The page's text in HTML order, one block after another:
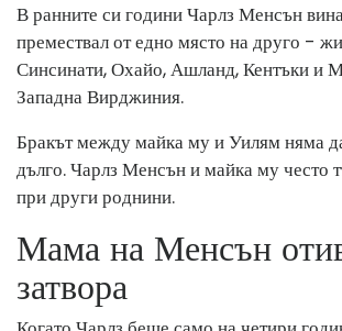
В ранните си години Чарлз Менсън
премествал от едно място на друго -
Синсинати, Охайо, Ашланд, Кентъки и
Западна Вирджиния.
Бракът между майка му и Уилям няма
дълго. Чарлз Менсън и майка му често
при други роднини.
Мама на Менсън
затвора